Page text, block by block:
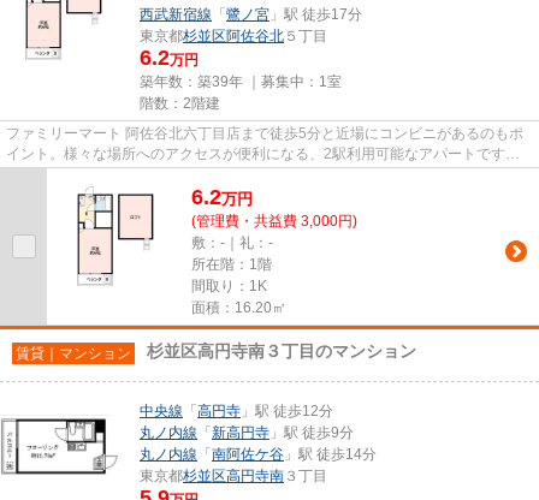
西武新宿線 「 鷺ノ宮 」駅 徒歩17分
東京都杉並区阿佐谷北 ５丁目
6.2万円
築年数：築39年 ｜募集中： 1室
階数：2階建
ファミリーマート 阿佐谷北六丁目店まで徒歩5分と近場にコンビニがあるのもポ
イント。様々な場所へのアクセスが便利になる、2駅利用可能なアパートです。
6.2万円
(管理費・共益費 3,000円)
敷：-｜礼：-
所在階：1階
間取り：1K
面積：16.20㎡
賃貸｜マンション 杉並区高円寺南３丁目のマンション
中央線 「 高円寺 」駅 徒歩12分
丸ノ内線 「 新高円寺 」駅 徒歩9分
丸ノ内線 「 南阿佐ケ谷 」駅 徒歩14分
東京都杉並区高円寺南 ３丁目